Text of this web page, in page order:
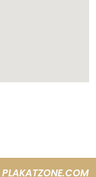
PLAKATZONE.COM